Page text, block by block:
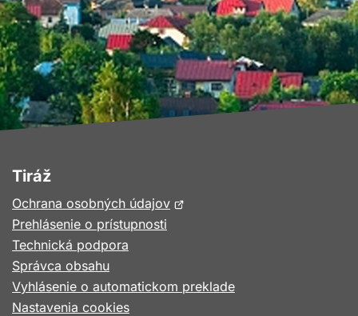
Tiráž
Ochrana osobných údajovOtvorí
okne
Prehlásenie o prístupnosti
Technická podpora
Správca obsahu
Vyhlásenie o automatickom preklade
Nastavenia cookies